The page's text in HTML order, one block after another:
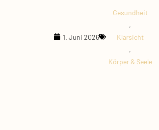
1. Juni 2026
Gesundheit
,
Klarsicht
,
Körper & Seele